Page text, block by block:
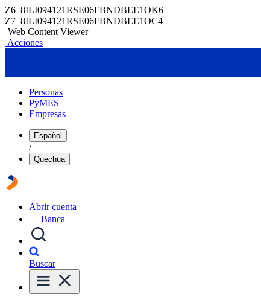
Z6_8ILI094121RSE06FBNDBEE1OK6
Z7_8ILI094121RSE06FBNDBEE1OC4
Web Content Viewer
Acciones
Personas
PyMES
Empresas
Español
/
Quechua
Abrir cuenta
Banca
Buscar